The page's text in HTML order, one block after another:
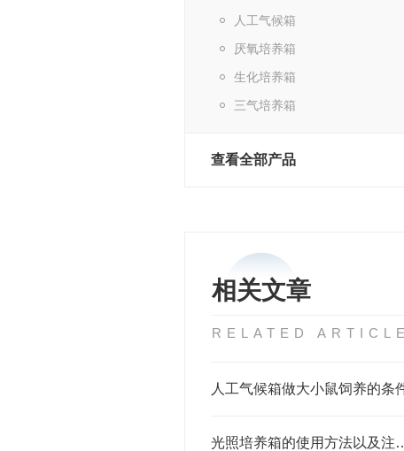
人工气候箱
厌氧培养箱
生化培养箱
三气培养箱
查看全部产品
相关文章
RELATED
人工气候箱做大小鼠饲养的条
光照培养箱的